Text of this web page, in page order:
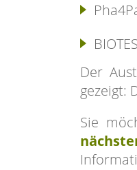
Der
gezeigt:
Sie